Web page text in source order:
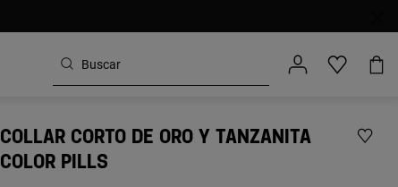
COLLAR CORTO DE ORO Y TANZANITA
COLOR PILLS